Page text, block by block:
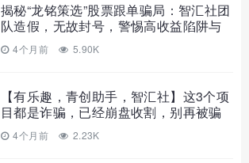
揭秘“龙铭策选”股票跟单骗局：智汇社团
队造假，无故封号，警惕高收益陷阱与
崩盘前兆。
4个月前 5.90K
【有乐趣，青创助手，智汇社】这3个项
目都是诈骗，已经崩盘收割，别再被骗
了，赶紧远离！
4个月前 2.23K